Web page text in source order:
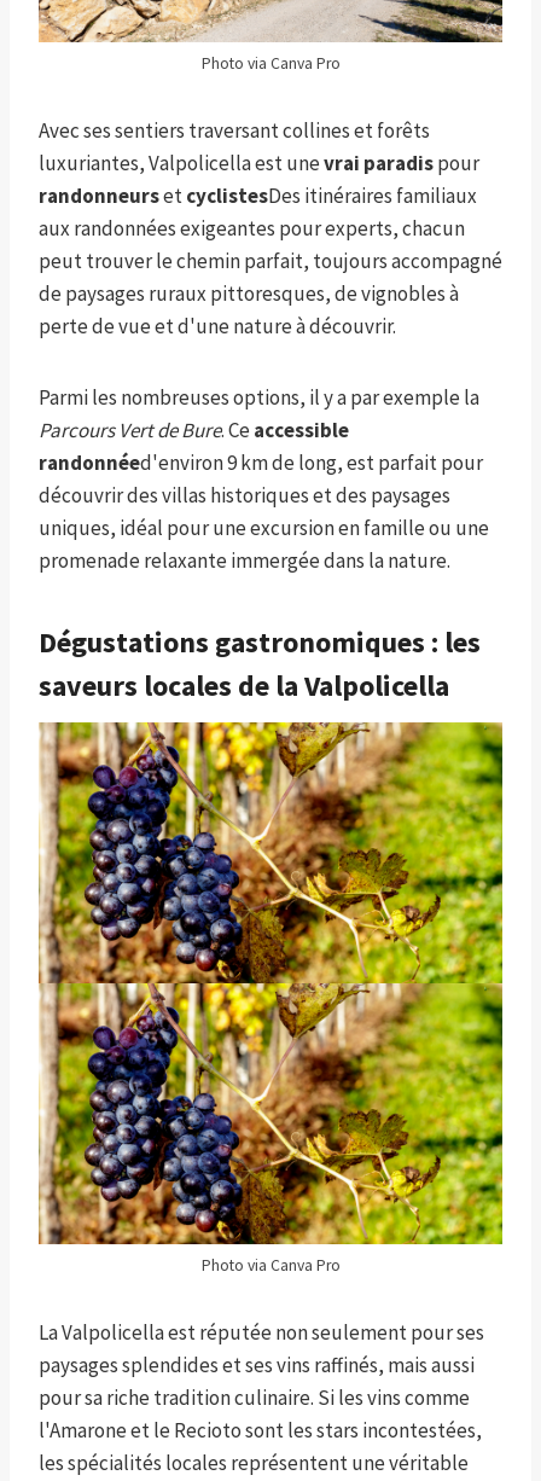
Photo via Canva Pro
Avec ses sentiers traversant collines et forêts
luxuriantes, Valpolicella est unevrai paradispour
randonneursetcyclistesDes itinéraires familiaux
aux randonnées exigeantes pour experts, chacun
peut trouver le chemin parfait, toujours accompagné
de paysages ruraux pittoresques, de vignobles à
perte de vue et d'une nature à découvrir.
Parmi les nombreuses options, il y a par exemple la
Parcours Vert de Bure. Ce accessible
randonnéed'environ 9 km de long, est parfait pour
découvrir des villas historiques et des paysages
uniques, idéal pour une excursion en famille ou une
promenade relaxante immergée dans la nature.
Dégustations gastronomiques : les
saveurs locales de la Valpolicella
Photo via Canva Pro
La Valpolicella est réputée non seulement pour ses
paysages splendides et ses vins raffinés, mais aussi
pour sa riche tradition culinaire. Si les vins comme
l'Amarone et le Recioto sont les stars incontestées,
les spécialités locales représentent une véritable